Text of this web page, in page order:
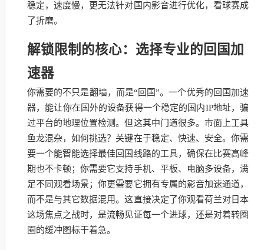
稳定，速度慢，更无法针对国内影音进行优化，看球赛成
了折磨。
解锁限制的核心：选择专业的回国加
速器
你需要的不只是翻墙，而是“回国”。一个优秀的回国加速
器，能让你在国外的设备获得一个稳定的国内IP地址，骗
过平台的地理位置检测。但这其中门道很多。市面上工具
鱼龙混杂，如何挑选？关键在于稳定、快速、安全。你需
要一个能智能选择最佳回国线路的工具，确保在比赛高峰
期也不卡顿；你需要它支持手机、平板、电脑多设备，满
足不同观看场景；你更需要它拥有专属的影音加速通道，
而不是与其它数据混用。这直接决定了你观看荷兰对日本
这场焦点之战时，是流畅见证每一个进球，还是对着转圈
圈的缓冲图标干着急。